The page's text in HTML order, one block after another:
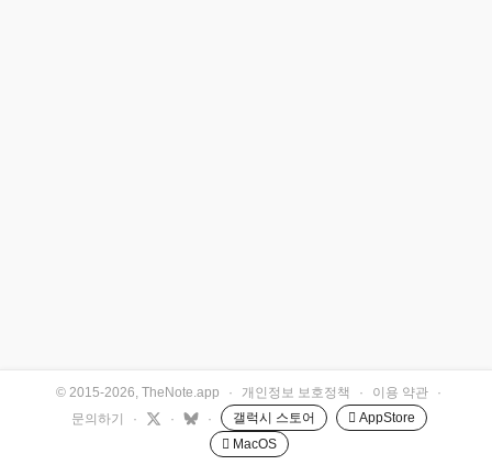
© 2015-2026, TheNote.app · 개인정보 보호정책 · 이용 약관
·
문의하기
· · · 갤럭시 스토어
 AppStore
 MacOS